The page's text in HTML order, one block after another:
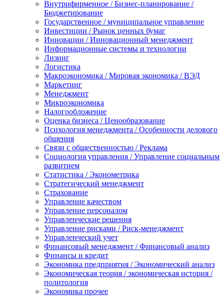
Внутрифирменное / Бизнес-планирование /
Бюджетирование
Государственное / муниципальное управление
Инвестиции / Рынок ценных бумаг
Инновации / Инновационный менеджмент
Информационные системы и технологии
Лизинг
Логистика
Макроэкономика / Мировая экономика / ВЭД
Маркетинг
Менеджмент
Микроэкономика
Налогообложение
Оценка бизнеса / Ценообразование
Психология менеджмента / Особенности делового
общения
Связи с общественностью / Реклама
Социология управления / Управление социальным
развитием
Статистика / Эконометрика
Стратегический менеджмент
Страхование
Управление качеством
Управление персоналом
Управленческие решения
Управление рисками / Риск-менеджмент
Управленческий учет
Финансовый менеджмент / Финансовый анализ
Финансы и кредит
Экономика предприятия / Экономический анализ
Экономическая теория / экономическая история /
политология
Экономика прочее